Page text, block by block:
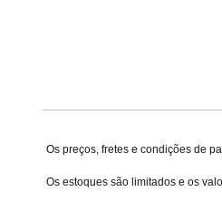
Os preços, fretes e condições de
Os estoques são limitados e os